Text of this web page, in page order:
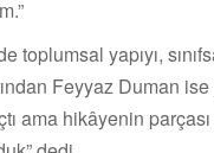
toplumsal yapıyı,
Feyyaz Duman
ama hikâyenin